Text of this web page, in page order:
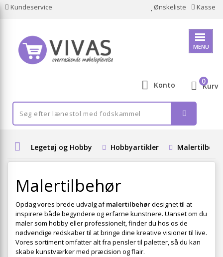
Kundeservice Ønskeliste Kasse
MENU
Konto Kurv
0
Legetøj og Hobby Hobbyartikler
Malertilbehør
Opdag vores brede udvalg afmalertilbehørdesignet til at
inspirere både begyndere og erfarne kunstnere. Uanset om du
maler som hobby eller professionelt, finder du hos os de
nødvendige redskaber til at bringe dine kreative visioner til live.
Vores sortiment omfatter alt fra pensler til paletter, så du kan
skabe kunstværker med præcision og flair.